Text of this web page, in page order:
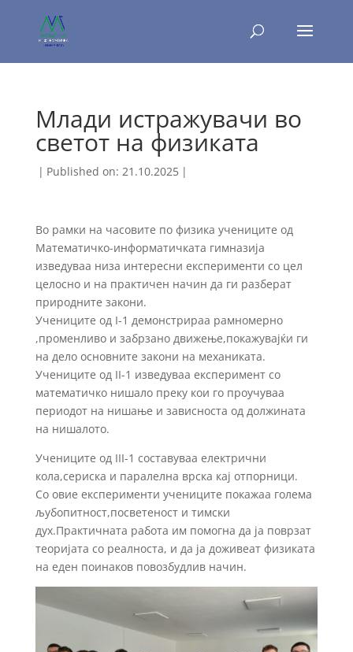
Млади истражувачи во
светот на физиката
| Published on: 21.10.2025 |
Во рамки на часовите по физика учениците од
Математичко-информатичката гимназија
изведуваа низа интересни експерименти со цел
целосно и на практичен начин да ги разберат
природните закони.
Учениците од I-1 демонстрираа рамномерно
,променливо и забрзано движење,покажувајќи ги
на дело основните закони на механиката.
Учениците од II-1 изведуваа експеримент со
математичко нишало преку кои го проучуваа
периодот на нишање и зависноста од должината
на нишалото.
Учениците од III-1 составуваа електрични
кола,сериска и паралелна врска кај отпорници.
Со овие експерименти учениците покажаа голема
љубопитност,посветеност и тимски
дух.Практичната работа им помогна да ја поврзат
теоријата со реалноста, и да ја доживеат физиката
на еден поинаков повозбудлив начин.